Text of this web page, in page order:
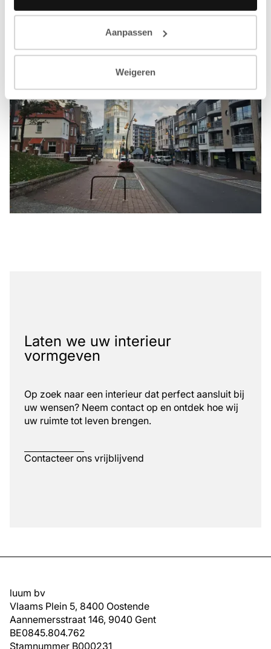
Aanpassen
Weigeren
Laten we uw interieur
vormgeven
Op zoek naar een interieur dat perfect aansluit bij
uw wensen? Neem contact op en ontdek hoe wij
uw ruimte tot leven brengen.
Contacteer ons vrijblijvend
luum bv
Vlaams Plein 5, 8400 Oostende
Aannemersstraat 146, 9040 Gent
BE0845.804.762
Stamnummer B000231